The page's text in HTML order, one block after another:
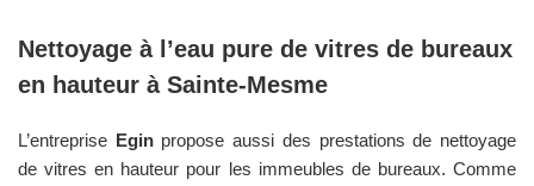
Nettoyage à l’eau pure de vitres de bureaux
en hauteur à Sainte-Mesme
L’entreprise Eginpropose aussi des prestations de nettoyage
de vitres en hauteur pour les immeubles de bureaux. Comme